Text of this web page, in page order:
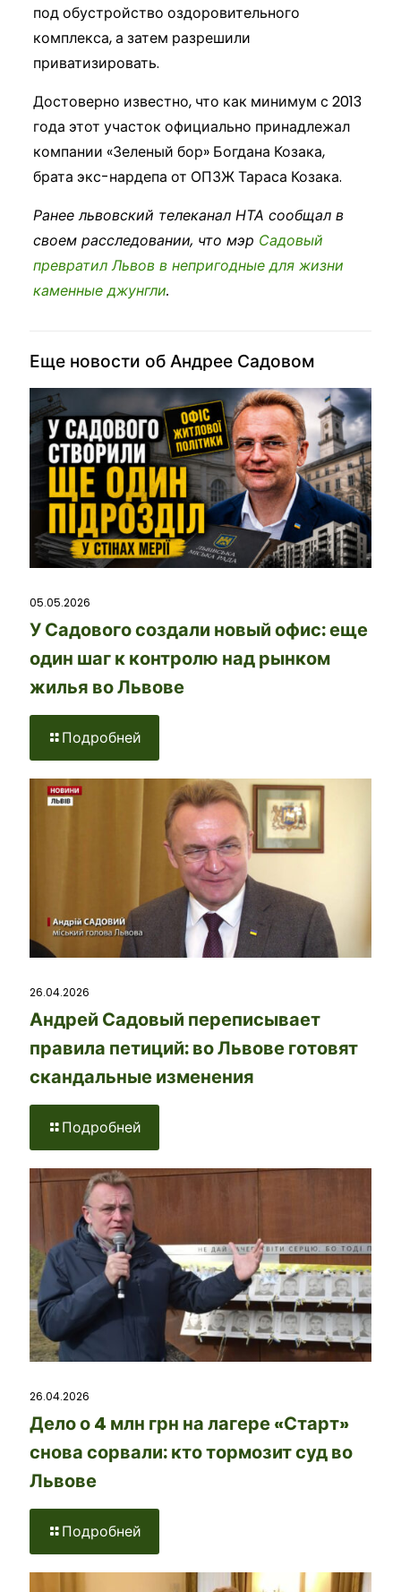
под обустройство оздоровительного
комплекса, а затем разрешили
приватизировать.
Достоверно известно, что как минимум с 2013
года этот участок официально принадлежал
компании «Зеленый бор» Богдана Козака,
брата экс-нардепа от ОПЗЖ Тараса Козака.
Ранее львовский телеканал НТА сообщал в
своем расследовании, что мэр Садовый
превратил Львов в непригодные для жизни
каменные джунгли.
Еще новости об Андрее Садовом
05.05.2026
У Садового создали новый офис: еще
один шаг к контролю над рынком
жилья во Львове
Подробней
26.04.2026
Андрей Садовый переписывает
правила петиций: во Львове готовят
скандальные изменения
Подробней
26.04.2026
Дело о 4 млн грн на лагере «Старт»
снова сорвали: кто тормозит суд во
Львове
Подробней